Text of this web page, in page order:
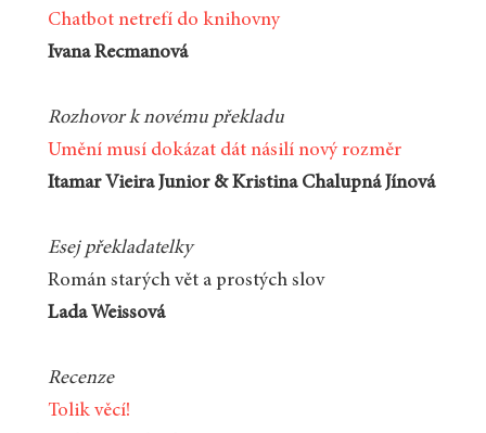
Chatbot netrefí do knihovny
Ivana Recmanová
Rozhovor k novému překladu
Umění musí dokázat dát násilí nový rozměr
Itamar Vieira Junior & Kristina Chalupná Jínová
Esej překladatelky
Román starých vět a prostých slov
Lada Weissová
Recenze
Tolik věcí!